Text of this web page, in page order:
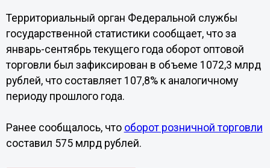
Территориальный орган Федеральной службы
государственной статистики сообщает, что за
январь-сентябрь текущего года оборот оптовой
торговли был зафиксирован в объеме 1072,3 млрд
рублей, что составляет 107,8% к аналогичному
периоду прошлого года.
Ранее сообщалось, что оборот розничной торговли
составил 575 млрд рублей.